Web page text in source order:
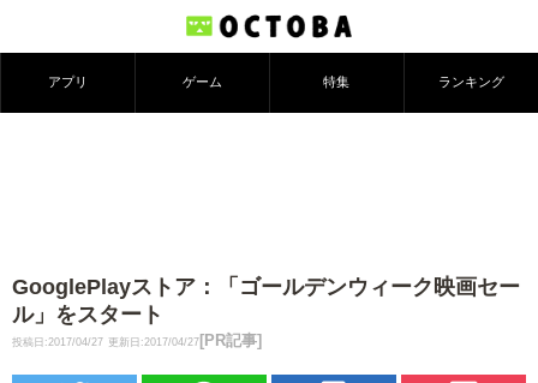
アプリ ゲーム 特集 ランキング
GooglePlayストア：「ゴールデンウィーク映画セー
ル」をスタート
投稿日:2017/04/27 更新日:2017/04/27 [PR記事]